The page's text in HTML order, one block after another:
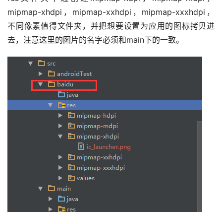
mipmap-xhdpi，mipmap-xxhdpi，mipmap-xxxhdpi，
不同像素值得文件夹，并把想要设置为应用的图标拷贝进
去，注意这里的图片的名字必须和main下的一致。